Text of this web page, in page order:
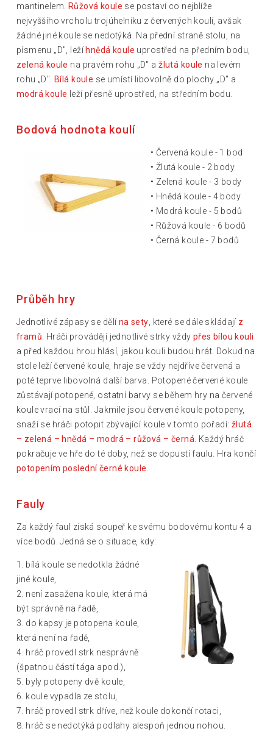
mantinelem.
Růžová koule se postaví co nejblíže
nejvyššího vrcholu trojúhelníku z červených koulí, avšak
žádné jiné koule se nedotýká. Na přední straně stolu, na
písmenu „D", leží hnědá koule uprostřed na předním bodu,
zelená koule na pravém rohu „D" ažlutá koule na levém
rohu „D".
Bílá koule se umístí libovolně do plochy „D" a
modrá koule leží přesně uprostřed, na středním bodu.
Bodová hodnota koulí
• Červená koule - 1 bod
• Žlutá koule - 2 body
• Zelená koule - 3 body
• Hnědá koule - 4 body
• Modrá koule - 5 bodů
• Růžová koule - 6 bodů
• Černá koule - 7 bodů
Průběh hry
Jednotlivé zápasy se dělí na sety , které se dále skládají z
framů . Hráči provádějí jednotlivé strky vždy přes bílou kouli
a před každou hrou hlásí, jakou kouli budou hrát. Dokud na
stole leží červené koule, hraje se vždy nejdříve červená a
poté teprve libovolná další barva. Potopené červené koule
zůstávají potopené, ostatní barvy se během hry na červené
koule vrací na stůl. Jakmile jsou červené koule potopeny,
snaží se hráči potopit zbývající koule v tomto pořadí: žlutá
– zelená – hnědá – modrá – růžová – černá . Každý hráč
pokračuje ve hře do té doby, než se dopustí faulu. Hra končí
potopením poslední černé koule
Fauly
Za každý faul získá soupeř ke svému bodovému kontu 4 a
více bodů. Jedná se o situace, kdy:
1. bílá koule se nedotkla žádné
jiné koule,
2. není zasažena koule, která má
být správně na řadě,
3. do kapsy je potopena koule,
která není na řadě,
4. hráč provedl strk nesprávně
(špatnou částí tága apod.),
5. byly potopeny dvě koule,
6. koule vypadla ze stolu,
7. hráč provedl strk dříve, než koule dokončí rotaci,
8. hráč se nedotýká podlahy alespoň jednou nohou.